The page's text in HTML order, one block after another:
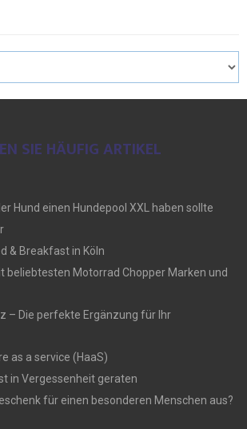
SIE HÄUFIG ARTIKEL
Hund einen Hundepool XXL haben sollte
& Breakfast in Köln
beliebtesten Motorrad Chopper Marken und
– Die perfekte Ergänzung für Ihr
as a service (HaaS)
in Vergessenheit geraten
für einen besonderen Menschen aus?